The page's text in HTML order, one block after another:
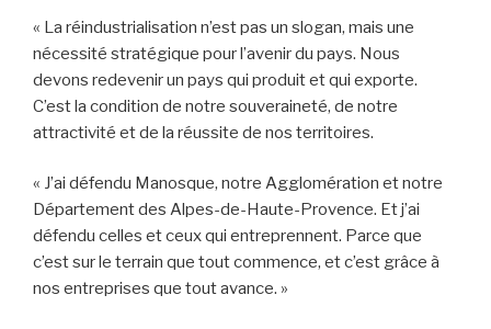
« La réindustrialisation n’est pas un slogan, mais une
nécessité stratégique pour l’avenir du pays. Nous
devons redevenir un pays qui produit et qui exporte.
C’est la condition de notre souveraineté, de notre
attractivité et de la réussite de nos territoires.
« J’ai défendu Manosque, notre Agglomération et notre
Département des Alpes-de-Haute-Provence. Et j’ai
défendu celles et ceux qui entreprennent. Parce que
c’est sur le terrain que tout commence, et c’est grâce à
nos entreprises que tout avance. »